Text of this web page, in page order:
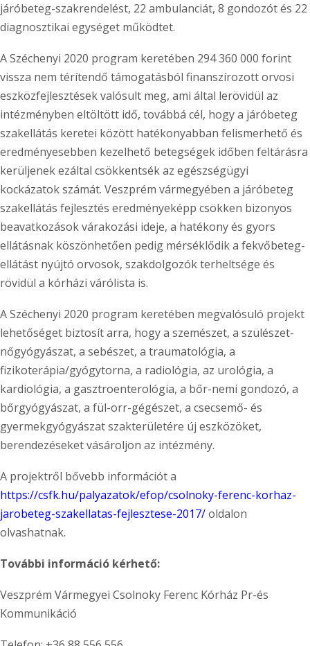
járóbeteg-szakrendelést, 22 ambulanciát, 8 gondozót és 22
diagnosztikai egységet működtet.
A Széchenyi 2020 program keretében 294 360 000 forint
vissza nem térítendő támogatásból finanszírozott orvosi
eszközfejlesztések valósult meg, ami által lerövidül az
intézményben eltöltött idő, továbbá cél, hogy a járóbeteg
szakellátás keretei között hatékonyabban felismerhető és
eredményesebben kezelhető betegségek időben feltárásra
kerüljenek ezáltal csökkentsék az egészségügyi
kockázatok számát. Veszprém vármegyében a járóbeteg
szakellátás fejlesztés eredményeképp csökken bizonyos
beavatkozások várakozási ideje, a hatékony és gyors
ellátásnak köszönhetően pedig mérséklődik a fekvőbeteg-
ellátást nyújtó orvosok, szakdolgozók terheltsége és
rövidül a kórházi várólista is.
A Széchenyi 2020 program keretében megvalósuló projekt
lehetőséget biztosít arra, hogy a szemészet, a szülészet-
nőgyógyászat, a sebészet, a traumatológia, a
fizikoterápia/gyógytorna, a radiológia, az urológia, a
kardiológia, a gasztroenterológia, a bőr-nemi gondozó, a
bőrgyógyászat, a fül-orr-gégészet, a csecsemő- és
gyermekgyógyászat szakterületére új eszközöket,
berendezéseket vásároljon az intézmény.
A projektről bővebb információt a
https://csfk.hu/palyazatok/efop/csolnoky-ferenc-korhaz-
jarobeteg-szakellatas-fejlesztese-2017/oldalon
olvashatnak.
További információ kérhető:
Veszprém Vármegyei Csolnoky Ferenc Kórház Pr-és
Kommunikáció